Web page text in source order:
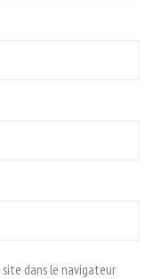
site dans le navigateur